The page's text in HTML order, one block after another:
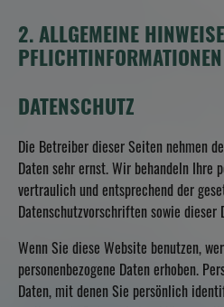
2. ALLGEMEINE
PFLICHTINFORMATIONEN
DATENSCHUTZ
Die Betreiber dieser Seiten nehmen
Daten sehr ernst. Wir behandeln Ihre
vertraulich und entsprechend der
Datenschutzvorschriften sowie dieser
Wenn Sie diese Website benutzen,
personenbezogene Daten erhoben.
Daten, mit denen Sie persönlich